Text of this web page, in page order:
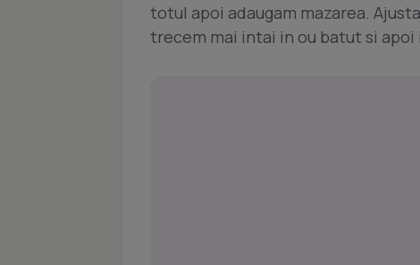
totul apoi adaugam mazarea.
trecem mai intai in ou batut si apoi